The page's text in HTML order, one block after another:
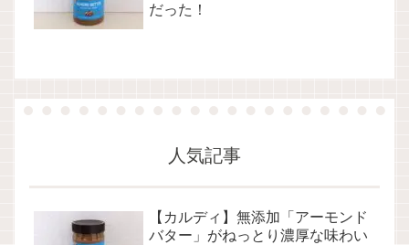
だった！
人気記事
【カルディ】無添加「アーモンド
バター」がねっとり濃厚な味わい